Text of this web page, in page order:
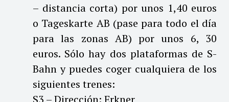
– distancia corta) por unos 1,40 euros
o Tageskarte AB (pase para todo el día
para las zonas AB) por unos 6, 30
euros. Sólo hay dos plataformas de S-
Bahn y puedes coger cualquiera de los
siguientes trenes:
S3 – Dirección: Erkner